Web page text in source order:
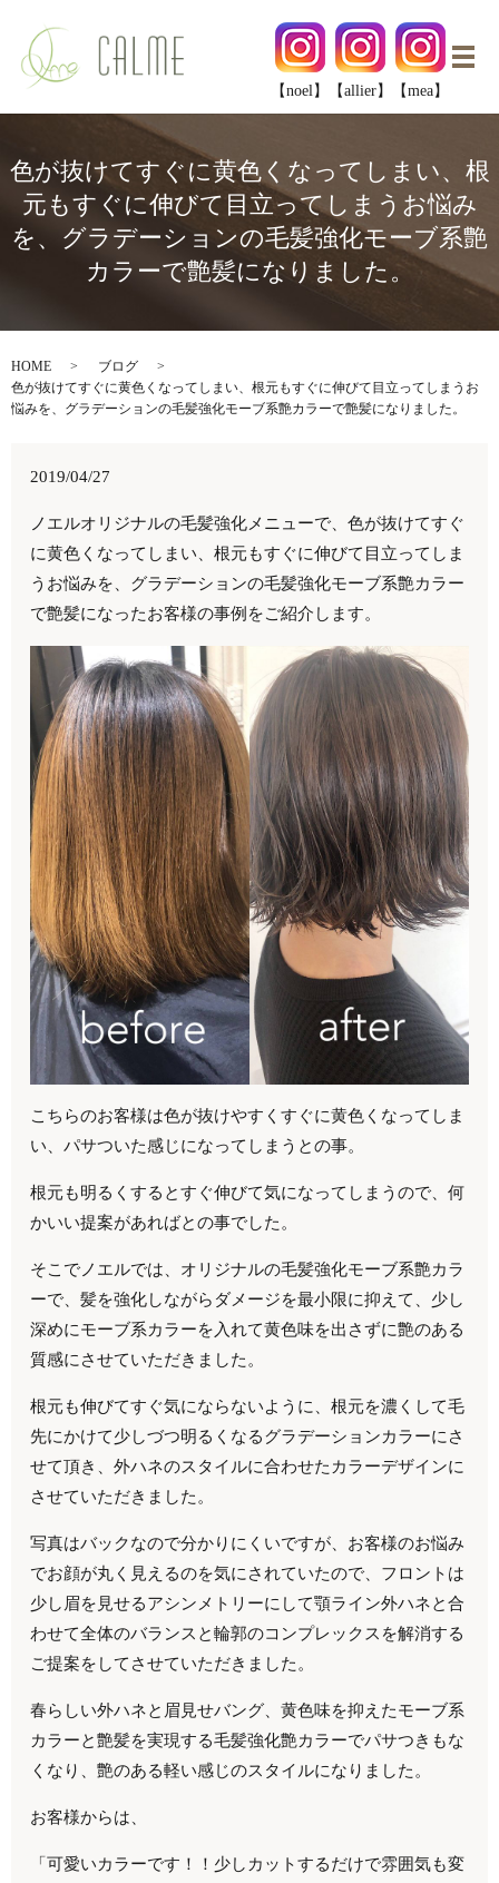
メ
【noel】
【allier】 【mea】
色が抜けてすぐに黄色くなってしまい、根
元もすぐに伸びて目立ってしまうお悩み
を、グラデーションの毛髪強化モーブ系艶
カラーで艶髪になりました。
HOME
ブログ
色が抜けてすぐに黄色くなってしまい、根元もすぐに伸びて目立ってしまうお
悩みを、グラデーションの毛髪強化モーブ系艶カラーで艶髪になりました。
2019/04/27
ノエルオリジナルの毛髪強化メニューで、色が抜けてすぐ
に黄色くなってしまい、根元もすぐに伸びて目立ってしま
うお悩みを、グラデーションの毛髪強化モーブ系艶カラー
で艶髪になったお客様の事例をご紹介します。
こちらのお客様は色が抜けやすくすぐに黄色くなってしま
い、パサついた感じになってしまうとの事。
根元も明るくするとすぐ伸びて気になってしまうので、何
かいい提案があればとの事でした。
そこでノエルでは、オリジナルの毛髪強化モーブ系艶カラ
ーで、髪を強化しながらダメージを最小限に抑えて、少し
深めにモーブ系カラーを入れて黄色味を出さずに艶のある
質感にさせていただきました。
根元も伸びてすぐ気にならないように、根元を濃くして毛
先にかけて少しづつ明るくなるグラデーションカラーにさ
せて頂き、外ハネのスタイルに合わせたカラーデザインに
させていただきました。
写真はバックなので分かりにくいですが、お客様のお悩み
でお顔が丸く見えるのを気にされていたので、フロントは
少し眉を見せるアシンメトリーにして顎ライン外ハネと合
わせて全体のバランスと輪郭のコンプレックスを解消する
ご提案をしてさせていただきました。
春らしい外ハネと眉見せバング、黄色味を抑えたモーブ系
カラーと艶髪を実現する毛髪強化艶カラーでパサつきもな
くなり、艶のある軽い感じのスタイルになりました。
お客様からは、
「可愛いカラーです！！少しカットするだけで雰囲気も変